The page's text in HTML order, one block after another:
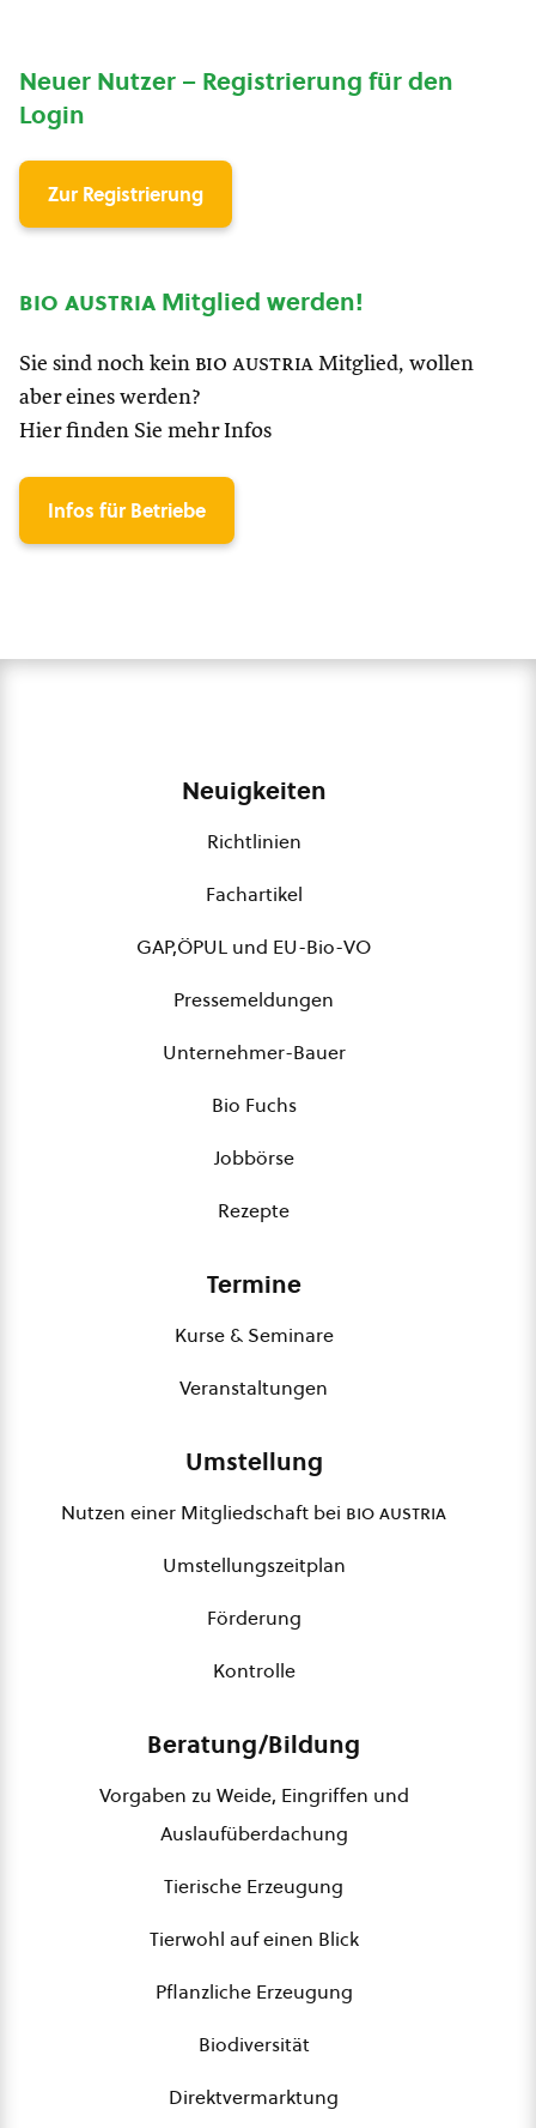
Neuer Nutzer – Registrierung für den
Login
Zur Registrierung
bio austria Mitglied werden!
Sie sind noch kein bio austria Mitglied, wollen
aber eines werden?
Hier finden Sie mehr Infos
Infos für Betriebe
Neuigkeiten
Richtlinien
Fachartikel
GAP,ÖPUL und EU-Bio-VO
Pressemeldungen
Unternehmer-Bauer
Bio Fuchs
Jobbörse
Rezepte
Termine
Kurse & Seminare
Veranstaltungen
Umstellung
Nutzen einer Mitgliedschaft bei bio austria
Umstellungszeitplan
Förderung
Kontrolle
Beratung/Bildung
Vorgaben zu Weide, Eingriffen und
Auslaufüberdachung
Tierische Erzeugung
Tierwohl auf einen Blick
Pflanzliche Erzeugung
Biodiversität
Direktvermarktung